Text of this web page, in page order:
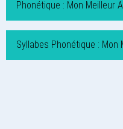
Phonétique : Mon Meilleur
Syllabes Phonétique : Mon